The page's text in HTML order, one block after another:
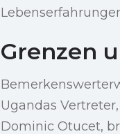
Grenzen
Ugandas
Dominic Otucet,